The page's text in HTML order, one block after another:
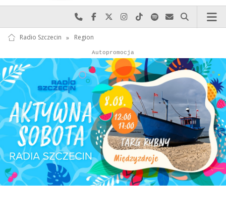
Najlepiej po prostu do nas zadzwoń
Odwiedź nas na Facebook-u
Odwiedź nas na X
Odwiedź nas na Instagram-ie
Odwiedź nas na TikTok-u
Szukaj nas na Spotify
Wyślij do nas
Szukaj
Radio Szczecin » Region
Autopromocja
Autopromocja
Reklama